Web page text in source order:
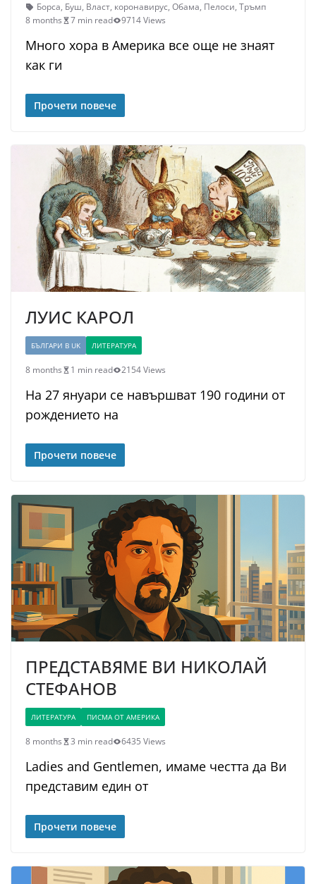
Борса, Буш, Власт, коронавирус, Обама, Пелоси, Тръмп
8 months
7 min read 9714 Views
Много хора в Америка все още не знаят
как ги
Прочети повече
ЛУИС КАРОЛ
БЪЛГАРИ В UK ЛИТЕРАТУРА
8 months 1 min read 2154 Views
На 27 януари се навършват 190 години от
рождението на
Прочети повече
ПРЕДСТАВЯМЕ ВИ НИКОЛАЙ
СТЕФАНОВ
ЛИТЕРАТУРА ПИСМА ОТ АМЕРИКА
8 months 3 min read 6435 Views
Ladies and Gentlemen, имаме честта да Ви
представим един от
Прочети повече